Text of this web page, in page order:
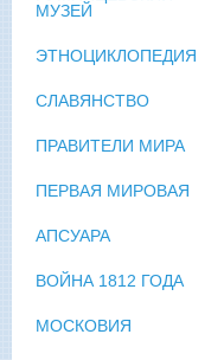
МУЗЕЙ
ЭТНОЦИКЛОПЕДИЯ
СЛАВЯНСТВО
ПРАВИТЕЛИ МИРА
ПЕРВАЯ МИРОВАЯ
АПСУАРА
ВОЙНА 1812 ГОДА
МОСКОВИЯ